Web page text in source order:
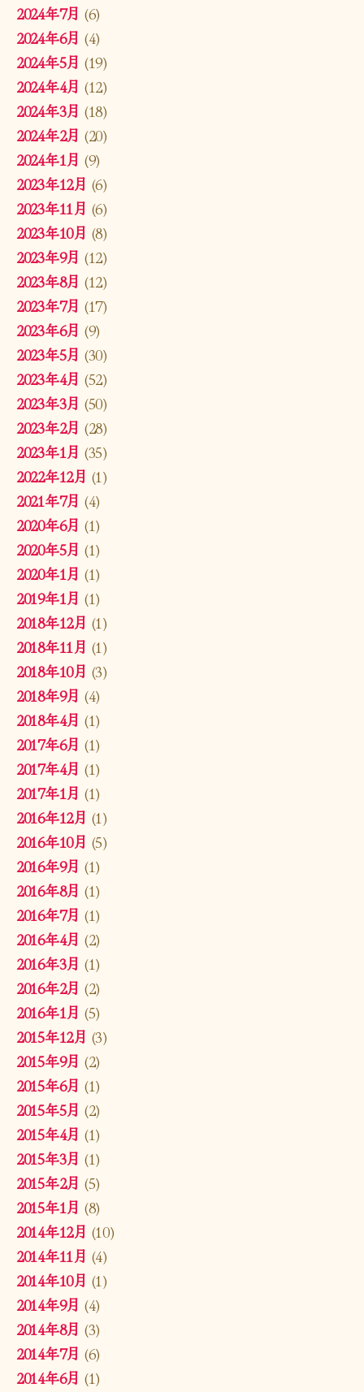
2024年7月 (6)
2024年6月 (4)
2024年5月 (19)
2024年4月 (12)
2024年3月 (18)
2024年2月 (20)
2024年1月 (9)
2023年12月 (6)
2023年11月 (6)
2023年10月 (8)
2023年9月 (12)
2023年8月 (12)
2023年7月 (17)
2023年6月 (9)
2023年5月 (30)
2023年4月 (52)
2023年3月 (50)
2023年2月 (28)
2023年1月 (35)
2022年12月 (1)
2021年7月 (4)
2020年6月 (1)
2020年5月 (1)
2020年1月 (1)
2019年1月 (1)
2018年12月 (1)
2018年11月 (1)
2018年10月 (3)
2018年9月 (4)
2018年4月 (1)
2017年6月 (1)
2017年4月 (1)
2017年1月 (1)
2016年12月 (1)
2016年10月 (5)
2016年9月 (1)
2016年8月 (1)
2016年7月 (1)
2016年4月 (2)
2016年3月 (1)
2016年2月 (2)
2016年1月 (5)
2015年12月 (3)
2015年9月 (2)
2015年6月 (1)
2015年5月 (2)
2015年4月 (1)
2015年3月 (1)
2015年2月 (5)
2015年1月 (8)
2014年12月 (10)
2014年11月 (4)
2014年10月 (1)
2014年9月 (4)
2014年8月 (3)
2014年7月 (6)
2014年6月 (1)